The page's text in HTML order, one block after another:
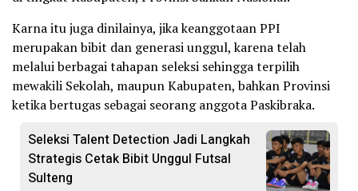
Karna itu juga dinilainya, jika keanggotaan PPI
merupakan bibit dan generasi unggul, karena telah
melalui berbagai tahapan seleksi sehingga terpilih
mewakili Sekolah, maupun Kabupaten, bahkan Provinsi
ketika bertugas sebagai seorang anggota Paskibraka.
Seleksi Talent Detection Jadi Langkah
Strategis Cetak Bibit Unggul Futsal
Sulteng